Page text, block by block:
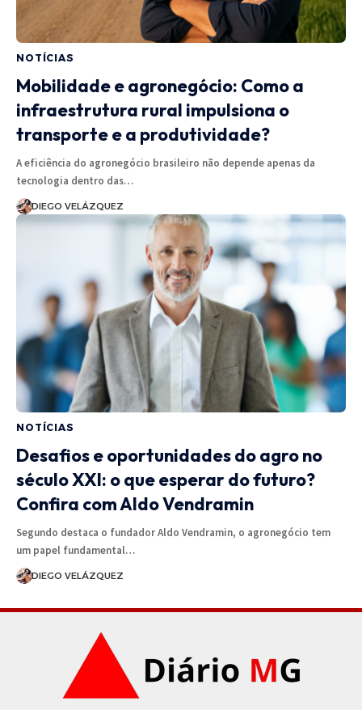
NOTÍCIAS
Mobilidade e agronegócio: Como a
infraestrutura rural impulsiona o
transporte e a produtividade?
A eficiência do agronegócio brasileiro não depende apenas da
tecnologia dentro das…
DIEGO VELÁZQUEZ
NOTÍCIAS
Desafios e oportunidades do agro no
século XXI: o que esperar do futuro?
Confira com Aldo Vendramin
Segundo destaca o fundador Aldo Vendramin, o agronegócio tem
um papel fundamental…
DIEGO VELÁZQUEZ